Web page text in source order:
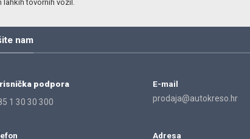
lahkih tovornih vozil.
nam
podpora
1 30 30 300
E-mail
prodaja@autokreso.hr
Adresa